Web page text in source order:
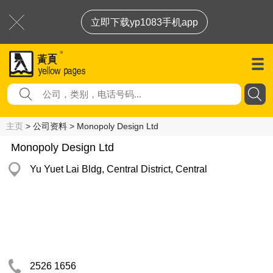
立即下载yp1083手机app
主页 > 公司资料 > Monopoly Design Ltd
Monopoly Design Ltd
Yu Yuet Lai Bldg, Central District, Central
2526 1656